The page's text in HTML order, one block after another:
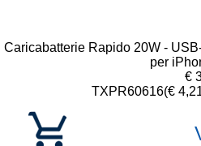
Caricabatterie Rapido 20W -
per
TXPR60616
€
(€